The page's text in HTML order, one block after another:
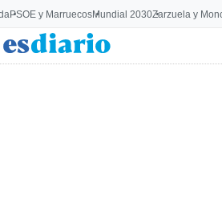
PSOE y MarruecosMundial 2030Zarzuela y